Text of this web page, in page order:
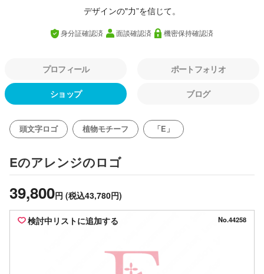
デザインの"力”を信じて。
身分証確認済 面談確認済 機密保持確認済
プロフィール ポートフォリオ
ショップ ブログ
頭文字ロゴ 植物モチーフ 「E」
Eのアレンジのロゴ
39,800円 (税込43,780円)
検討中リストに追加する No.44258